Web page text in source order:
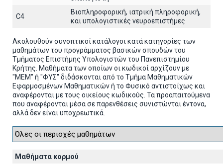
C4
Βιοπληροφορική, ιατρική πληροφορική,
και υπολογιστικές νευροεπιστήμες
Ακολουθούν συνοπτικοί κατάλογοι κατά κατηγορίες των
μαθημάτων του προγράμματος βασικών σπουδών του
Τμήματος Επιστήμης Υπολογιστών του Πανεπιστημίου
Κρήτης. Μαθήματα των οποίων οι κωδικοί αρχίζουν με
"ΜΕΜ" ή "ΦΥΣ" διδάσκονται από το Τμήμα Μαθηματικών
Εφαρμοσμένων Μαθηματικών ή το Φυσικό αντιστοίχως και
αναφέρονται με τους οικείους κωδικούς. Τα προαπαιτούμενα
που αναφέρονται μέσα σε παρενθέσεις συνιστώνται έντονα,
αλλά δεν είναι υποχρεωτικά.
Μαθήματα κορμού